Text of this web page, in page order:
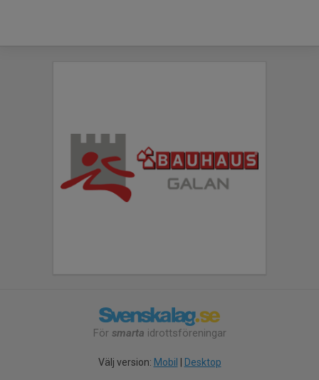
För smarta idrottsföreningar
Välj version: Mobil Desktop